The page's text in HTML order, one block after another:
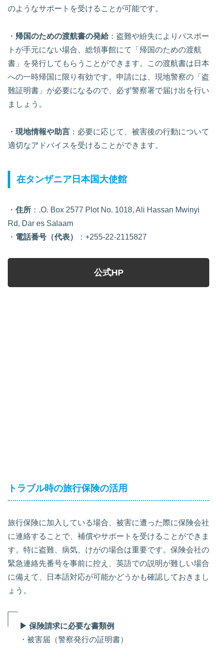
のようなサポートを受けることが可能です。
・ 帰国のための渡航書の発給：盗難や紛失によりパスポー
トが手元にない場合、総領事館にて「帰国のための渡航
書」を発行してもらうことができます。この渡航書は日本
への一時帰国に限り有効です。申請には、現地警察の「盗
難証明書」が必要になるので、必ず警察署で届け出を行い
ましょう。
・ 現地情報や助言 ：必要に応じて、被害後の行動について
適切なアドバイスを受けることができます。
在タンザニア日本国大使館
・ 住所 ：.O. Box 2577 Plot No. 1018, Ali Hassan Mwinyi
Rd, Dar es Salaam
・ 電話番号（代表） ：+255-22-2115827
公式HP
トラブル時の旅行保険の活用
旅行保険に加入している場合、被害に遭った際に保険会社
に連絡することで、補償やサポートを受けることができま
す。特に盗難、病気、けがの場合は重要です。保険会社の
緊急連絡先番号を事前に控え、英語での説明が難しい場合
に備えて、日本語対応が可能かどうかも確認しておきまし
ょう。
▶ 保険請求に必要な書類例
・被害届（警察発行の証明書）